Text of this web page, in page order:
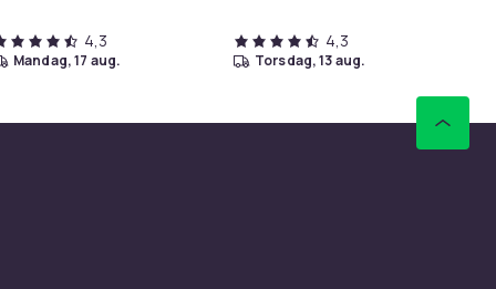
4,3
mandag, 17 aug.
4,3
torsdag, 13 aug.